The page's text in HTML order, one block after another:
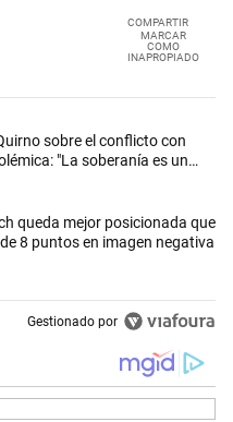
COMPARTIR
MARCAR
COMO
INAPROPIADO
más comentarios en los
"Las inconsistencias de Quirno
sobre el conflicto con
"La soberanía es un
"Encuesta: Patricia Bullrich
queda mejor posicionada que
8 puntos en imagen negativa
Gestionado por